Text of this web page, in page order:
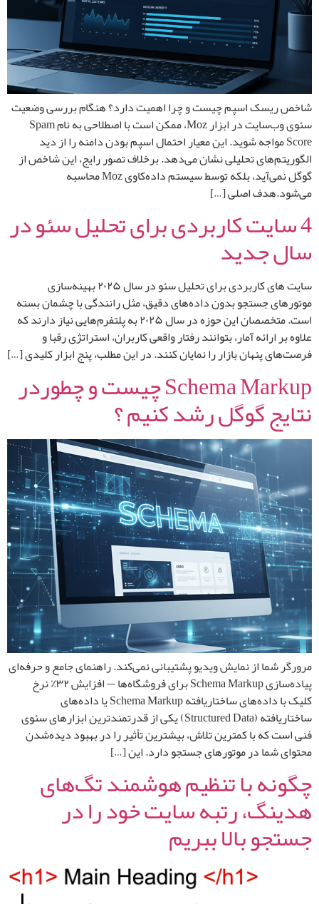
شاخص ریسک اسپم چیست و چرا اهمیت دارد؟ هنگام بررسی وضعیت
سئوی وب‌سایت در ابزار Moz، ممکن است با اصطلاحی به نام Spam
Score مواجه شوید. این معیار احتمال اسپم بودن دامنه را از دید
الگوریتم‌های تحلیلی نشان می‌دهد. برخلاف تصور رایج، این شاخص از
گوگل نمی‌آید، بلکه توسط سیستم داده‌کاوی Moz محاسبه
می‌شود.هدف اصلی […]
4 سایت کاربردی برای تحلیل سئو در
سال جدید
سایت های کاربردی برای تحلیل سئو در سال ۲۰۲۵ بهینه‌سازی
موتورهای جستجو بدون داده‌های دقیق، مثل رانندگی با چشمان بسته
است. متخصصان این حوزه در سال ۲۰۲۵ به پلتفرم‌هایی نیاز دارند که
علاوه بر ارائه آمار، بتوانند رفتار واقعی کاربران، استراتژی رقبا و
فرصت‌های پنهان بازار را نمایان کنند. در این مطلب، پنج ابزار کلیدی […]
Schema Markup چیست و چطوردر
نتایج گوگل رشد کنیم ؟
مرورگر شما از نمایش ویدیو پشتیبانی نمی‌کند. راهنمای جامع و حرفه‌ای
پیاده‌سازی Schema Markup برای فروشگاه‌ها — افزایش ۳۲٪ نرخ
کلیک با داده‌های ساختاریافته Schema Markup یا داده‌های
ساختاریافته (Structured Data) یکی از قدرتمندترین ابزارهای سئوی
فنی است که با کمترین تلاش، بیشترین تأثیر را در بهبود دیده‌شدن
محتوای شما در موتورهای جستجو دارد. این […]
چگونه با تنظیم هوشمند تگ‌های
هدینگ، رتبه سایت خود را در
جستجو بالا ببریم